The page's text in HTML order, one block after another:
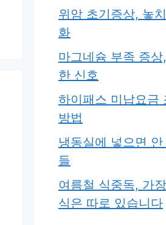
위암 초기증상, 놓
화
마그네슘 부족 증
한 신호
하이패스 미납요금
방법
냉동실에 넣으면
들
여름철 식중독, 가
식은 따로 있습니다